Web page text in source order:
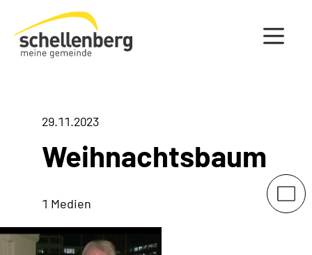
Gemeinde Schellenberg Startseite
29.11.2023
Weihnachtsbaum
1 Medien